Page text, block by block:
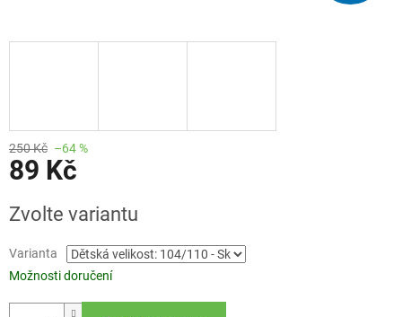
250 Kč –64 %
89 Kč
cena:
Zvolte variantu
Varianta
Možnosti doručení